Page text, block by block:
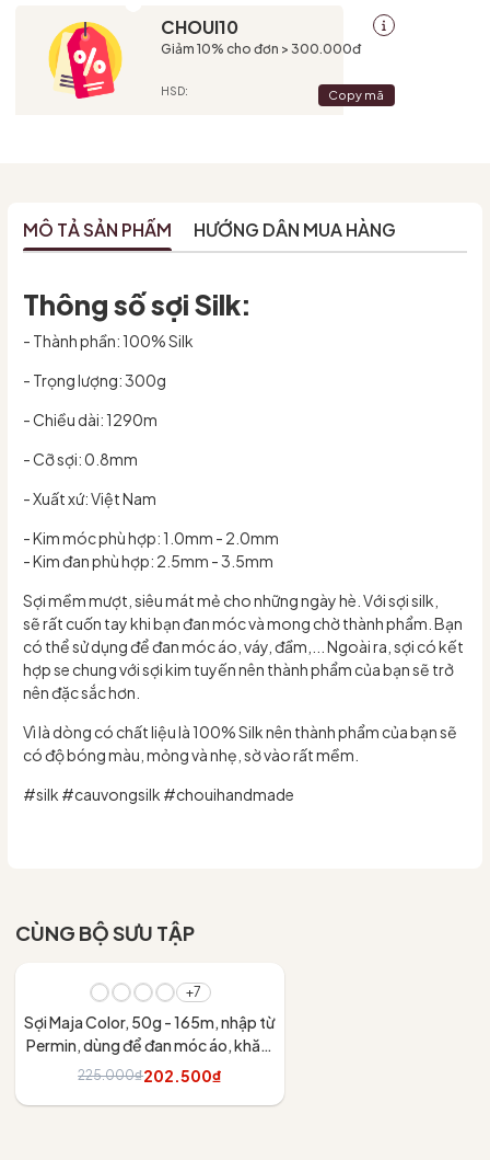
CHOUI10
Giảm 10% cho đơn > 300.000đ
HSD: Copy mã
MÔ TẢ SẢN PHẨM HƯỚNG DẪN MUA HÀNG
Thông số sợi Silk:
- Thành phần: 100% Silk
- Trọng lượng: 300g
- Chiều dài: 1290m
- Cỡ sợi: 0.8mm
- Xuất xứ: Việt Nam
- Kim móc phù hợp: 1.0mm - 2.0mm
- Kim đan phù hợp: 2.5mm - 3.5mm
Sợi mềm mượt, siêu mát mẻ cho những ngày hè. Với sợi silk,
sẽ rất cuốn tay khi bạn đan móc và mong chờ thành phẩm. Bạn
có thể sử dụng để đan móc áo, váy, đầm,... Ngoài ra, sợi có kết
hợp se chung với sợi kim tuyến nên thành phẩm của bạn sẽ trở
nên đặc sắc hơn.
Vì là dòng có chất liệu là 100% Silk nên thành phẩm của bạn sẽ
có độ bóng màu, mỏng và nhẹ, sờ vào rất mềm.
#silk #cauvongsilk #chouihandmade
CÙNG BỘ SƯU TẬP
+7
Sợi Maja Color, 50g - 165m, nhập từ
Permin, dùng để đan móc áo, khăn,
váy
225.000₫202.500₫